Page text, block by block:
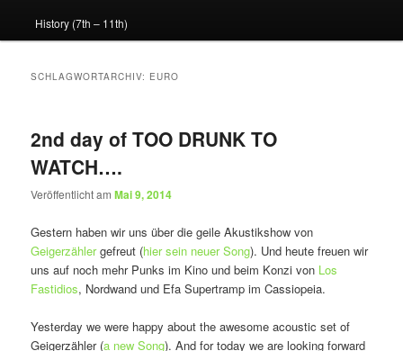
History (7th – 11th)
SCHLAGWORTARCHIV: EURO
2nd day of TOO DRUNK TO
WATCH….
Veröffentlicht amMai 9, 2014
Gestern haben wir uns über die geile Akustikshow von
Geigerzählergefreut (hier sein neuer Song). Und heute freuen wir
uns auf noch mehr Punks im Kino und beim Konzi von Los
Fastidios, Nordwand und Efa Supertramp im Cassiopeia.
Yesterday we were happy about the awesome acoustic set of
Geigerzähler (a new Song). And for today we are looking forward